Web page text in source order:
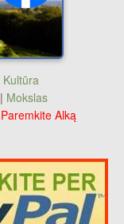
Kultūra
| Mokslas
Paremkite Alką